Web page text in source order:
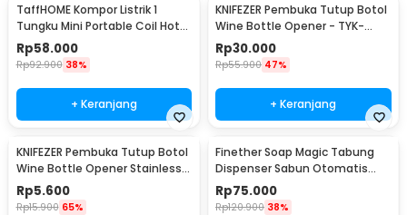
TaffHOME Kompor Listrik 1
Tungku Mini Portable Coil Hot
Plate 500W - C1-1000-03
Rp58.000
Rp92.900 38%
+ Keranjang
KNIFEZER Pembuka Tutup Botol
Wine Bottle Opener - TYK-
074B
Rp30.000
Rp55.900 47%
+ Keranjang
KNIFEZER Pembuka Tutup Botol
Wine Bottle Opener Stainless
Steel - WS01
Rp5.600
Rp15.900 65%
Finether Soap Magic Tabung
Dispenser Sabun Otomatis
400ml - AD-03
Rp75.000
Rp120.900 38%